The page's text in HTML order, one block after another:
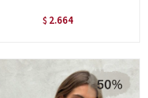
$ 2.664